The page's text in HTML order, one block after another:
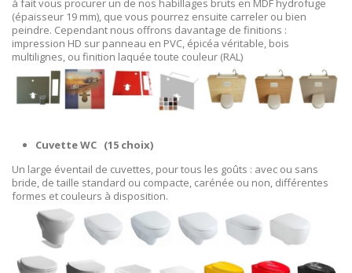
(épaisseur 19 mm), que vous pourrez ensuite carreler ou bien
peindre. Cependant nous offrons davantage de finitions :
impression HD sur panneau en PVC, épicéa véritable, bois
multilignes, ou finition laquée toute couleur (RAL)
Cuvette WC (15 choix)
Un large éventail de cuvettes, pour tous les goûts : avec ou sans
bride, de taille standard ou compacte, carénée ou non, différentes
formes et couleurs à disposition.